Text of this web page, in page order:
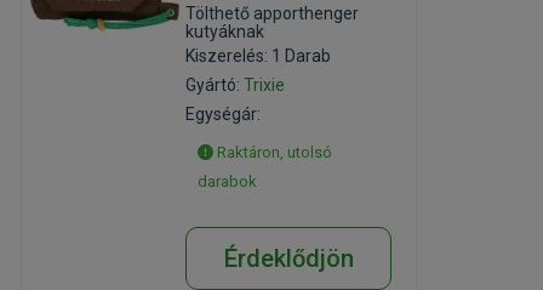
Tölthető apporthenger
kutyáknak
Kiszerelés: 1 Darab
Gyártó:Trixie
Egységár:
Raktáron, utolsó
darabok
Érdeklődjön